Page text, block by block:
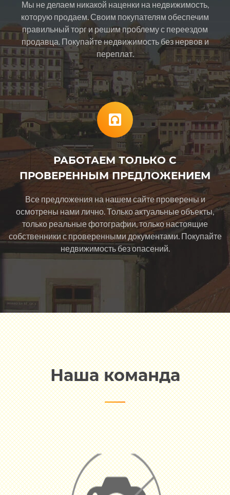
Мы не делаем никакой наценки на недвижимость,
которую продаем. Своим покупателям обеспечим
правильный торг и решим проблему с переездом
продавца. Покупайте недвижимость без нервов и
переплат.
РАБОТАЕМ ТОЛЬКО С
ПРОВЕРЕННЫМ ПРЕДЛОЖЕНИЕМ
Все предложения на нашем сайте проверены и
осмотрены нами лично. Только актуальные объекты,
только реальные фотографии, только настоящие
собственники с проверенными документами. Покупайте
недвижимость без опасений.
Наша команда